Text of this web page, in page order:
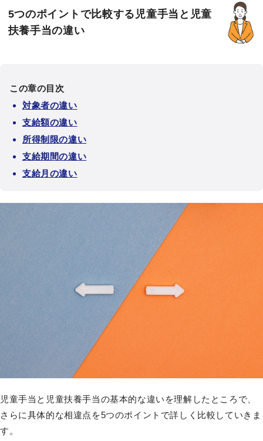
5つのポイントで比較する児童手当と児童
扶養手当の違い
この章の目次
対象者の違い
支給額の違い
所得制限の違い
支給期間の違い
支給月の違い
児童手当と児童扶養手当の基本的な違いを理解したところで、
さらに具体的な相違点を5つのポイントで詳しく比較していきま
す。